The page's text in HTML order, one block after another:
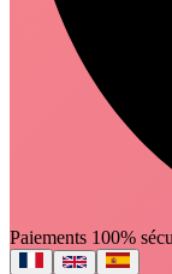
Paiements 100%